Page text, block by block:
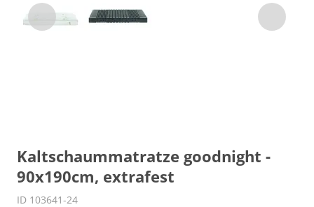
Kaltschaummatratze goodnight -
90x190cm, extrafest
ID 103641-24